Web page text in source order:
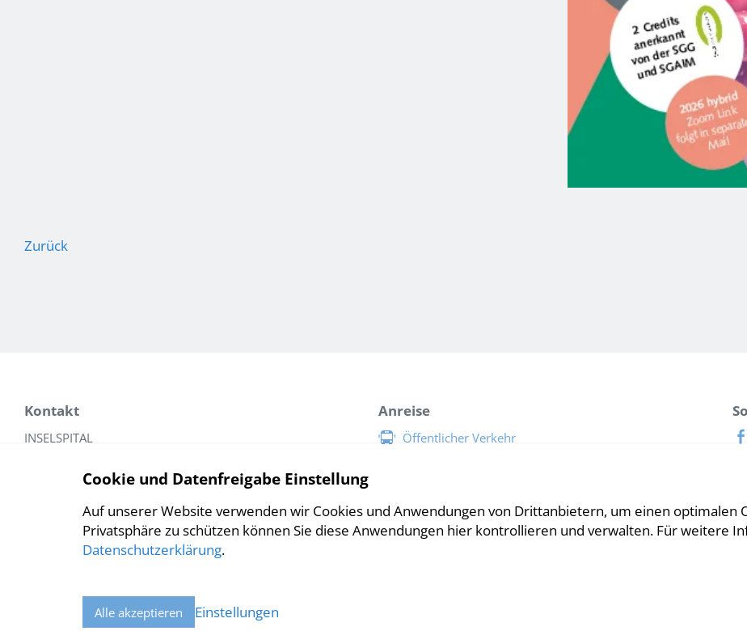
Zurück
Kontakt
INSELSPITAL
Bauchzentrum Bern
3010 Bern
Tel.: +41 31 632 59 00
bauchzentrum
insel.ch
Anreise
Öffentlicher Verkehr
Cookie und Datenfreigabe Einstellung
Auf unserer Website verwenden wir Cookies und Anwendungen von Drittanbietern, um einen optimalen
Privatsphäre zu schützen können Sie diese Anwendungen hier kontrollieren und verwalten. Für weitere
Datenschutzerklärung.
Alle akzeptieren Einstellungen